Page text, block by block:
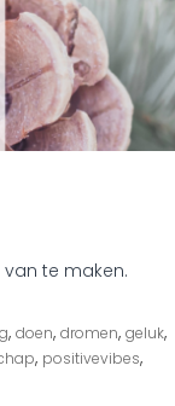
te maken.
, doen, dromen, geluk,
, positivevibes,